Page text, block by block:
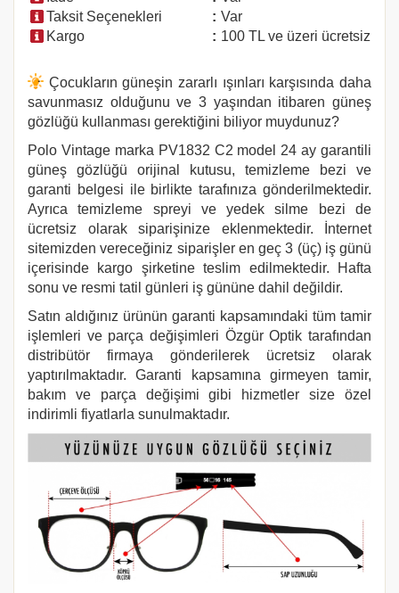
Taksit Seçenekleri
: Var
Kargo
: 100 TL ve üzeri ücretsiz
Çocukların güneşin zararlı ışınları karşısında daha
savunmasız olduğunu ve 3 yaşından itibaren güneş
gözlüğü kullanması gerektiğini biliyor muydunuz?
Polo Vintage marka PV1832 C2 model 24 ay garantili
güneş gözlüğü orijinal kutusu, temizleme bezi ve
garanti belgesi ile birlikte tarafınıza gönderilmektedir.
Ayrıca temizleme spreyi ve yedek silme bezi de
ücretsiz olarak siparişinize eklenmektedir. İnternet
sitemizden vereceğiniz siparişler en geç 3 (üç) iş günü
içerisinde kargo şirketine teslim edilmektedir. Hafta
sonu ve resmi tatil günleri iş gününe dahil değildir.
Satın aldığınız ürünün garanti kapsamındaki tüm tamir
işlemleri ve parça değişimleri Özgür Optik tarafından
distribütör firmaya gönderilerek ücretsiz olarak
yaptırılmaktadır. Garanti kapsamına girmeyen tamir,
bakım ve parça değişimi gibi hizmetler size özel
indirimli fiyatlarla sunulmaktadır.